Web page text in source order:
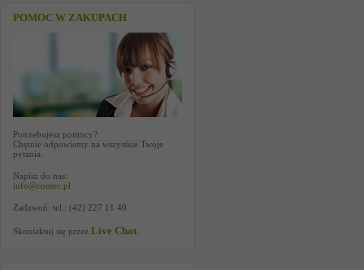
POMOC W ZAKUPACH
Potrzebujesz pomocy?
Chętnie odpowiemy na wszystkie Twoje
pytania.
Napisz do nas:
info@contec.pl
Zadzwoń: tel.: (42) 227 11 40
Skontaktuj się przez Live Chat